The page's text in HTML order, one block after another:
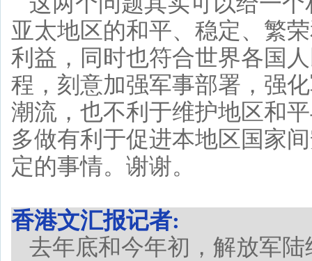
亚太地区的和平、稳定、繁
利益，同时也符合世界各国
程，刻意加强军事部署，强
潮流，也不利于维护地区和
多做有利于促进本地区国家
定的事情。谢谢。
香港文汇报记者:
去年底和今年初，解放军